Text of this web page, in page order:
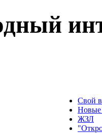
Свой
Новые
ЖЗЛ